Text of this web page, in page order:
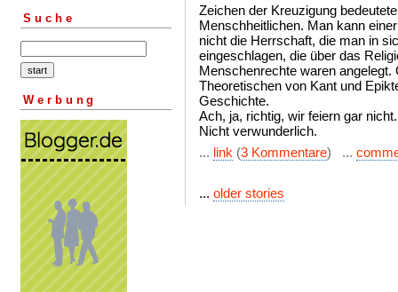
Suche
Werbung
Zeichen der Kreuzigung
Menschheitlichen. Man kann
nicht die Herrschaft, die man in
eingeschlagen, die über das
Menschenrechte waren
Theoretischen von Kant und
Geschichte.
Ach, ja, richtig, wir feiern gar nicht.
Nicht verwunderlich.
... link (3 Kommentare) ...
... older stories